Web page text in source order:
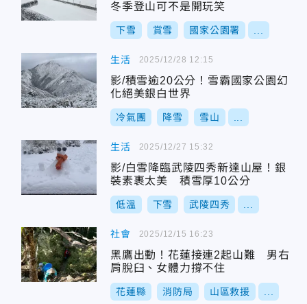
冬季登山可不是開玩笑
下雪 賞雪 國家公園署
生活
影/積雪逾20公分！雪霸國家公園幻
化絕美銀白世界
冷氣團 降雪 雪山
2025/12/28 12:15
生活
影/白雪降臨武陵四秀新達山屋！銀
裝素裹太美 積雪厚10公分
低溫 下雪 武陵四秀
2025/12/27 15:32
社會
黑鷹出動！花蓮接連2起山難 男右
肩脫臼、女體力撐不住
花蓮縣 消防局 山區救援
2025/12/15 16:23